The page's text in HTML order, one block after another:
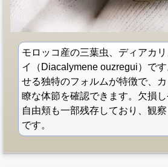
モロッコ産の三葉虫、ディアカ
イ（Diacalymene ouzregui）で
せる独特のフォルムが特徴で、
瞭な体節を確認できます。欠損
自由頬も一部残存しており、観
です。